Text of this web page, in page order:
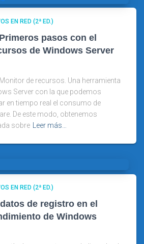
EN RED (2ª ED.)
pasos con el
de Windows Server
de recursos. Una herramienta
Server con la que podemos
en tiempo real el consumo de
De este modo, obtenemos
sobre Leer más…
EN RED (2ª ED.)
de registro en el
de Windows